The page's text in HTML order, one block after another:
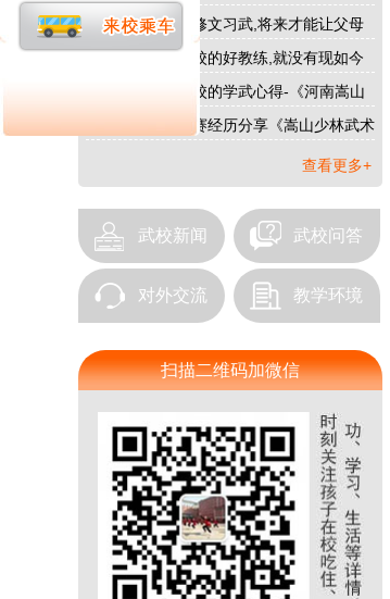
校》…
在河南少林武校修文习武,将来才能让父母
过上好日子…
没有河南少林武校的好教练,就没有现如今
我在河南少林武校的学武心得-《河南嵩山
我的少林武术比赛经历分享《嵩山少林武术
查看更多+
武校新闻 武校问答
对外交流 教学环境
扫描二维码加微信